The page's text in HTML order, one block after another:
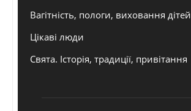
Вагітність, пологи, виховання дітей
Цікаві люди
Свята. Історія, традиції, привітання